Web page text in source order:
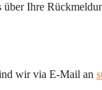
Ihre
wir via E-Mail an